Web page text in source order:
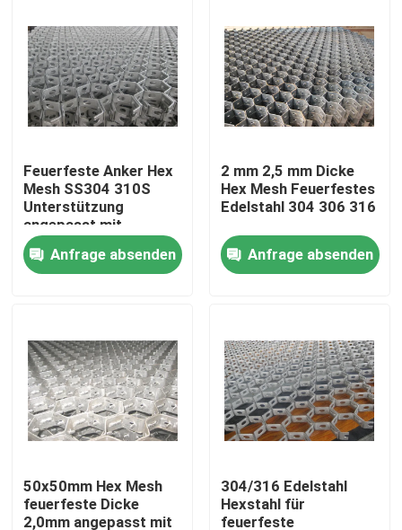
Produkte
Videos
VR-Show
Über uns
Qualitätskontrolle
Kontaktiere uns
Fechten der geschweißten Masche
Feuerfeste Anker Hex
Mesh SS304 310S
Unterstützung
angepasst mit
50x50mm Mesh
Anfrage absenden
2 mm 2,5 mm Dicke
Hex Mesh Feuerfestes
Edelstahl 304 306 316
Anfrage absenden
50x50mm Hex Mesh
feuerfeste Dicke
2,0mm angepasst mit
304/316 Edelstahl
Hexstahl für
feuerfeste